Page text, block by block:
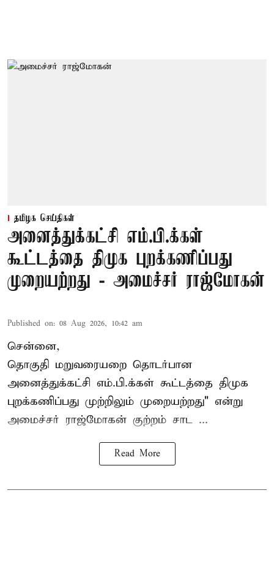
தமிழக செய்திகள்
அனைத்துக்கட்சி எம்.பி.க்கள்
கூட்டத்தை திமுக புறக்கணிப்பது
முறையற்றது - அமைச்சர் ராஜ்மோகன்
Published on: 08 Aug 2026, 10:42 am
சென்னை,
தொகுதி மறுவரையறை தொடர்பான
அனைத்துக்கட்சி எம்.பி.க்கள் கூட்டத்தை திமுக
புறக்கணிப்பது முற்றிலும் முறையற்றது" என்று
அமைச்சர் ராஜ்மோகன் குற்றம் சாட ...
Read More